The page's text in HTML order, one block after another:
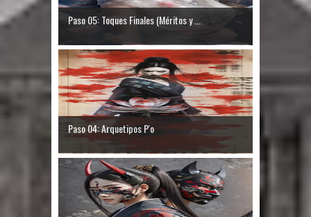
Paso 05: Toques Finales (Méritos y ...
Paso 04: Arquetipos P'o